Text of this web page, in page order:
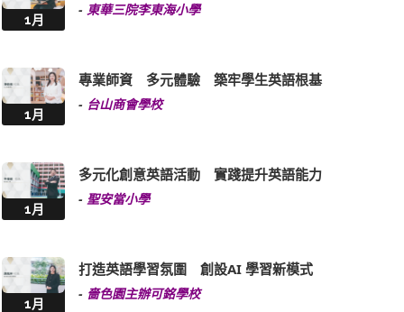
1月
- 東華三院李東海小學
1月
專業師資 多元體驗 築牢學生英語根基
- 台山商會學校
1月
多元化創意英語活動 實踐提升英語能力
- 聖安當小學
1月
打造英語學習氛圍 創設AI 學習新模式
- 嗇色園主辦可銘學校